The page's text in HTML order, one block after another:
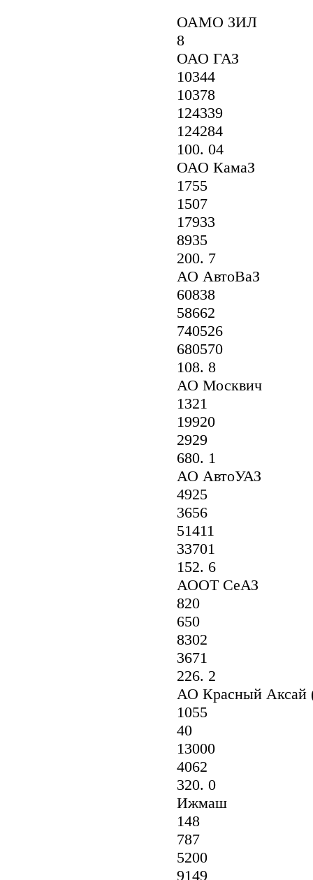
ОАМО ЗИЛ
8
ОАО ГАЗ
10344
10378
124339
124284
100. 04
ОАО КамаЗ
1755
1507
17933
8935
200. 7
АО АвтоВаЗ
60838
58662
740526
680570
108. 8
АО Москвич
1321
19920
2929
680. 1
АО АвтоУАЗ
4925
3656
51411
33701
152. 6
АООТ СеАЗ
820
650
8302
3671
226. 2
АО Красный Аксай
1055
40
13000
4062
320. 0
Ижмаш
148
787
5200
9149